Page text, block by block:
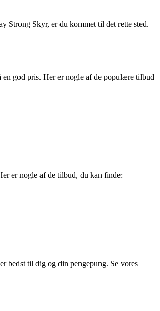
Strong Skyr, er du kommet til det rette sted.
god pris. Her er nogle af de populære tilbud
er nogle af de tilbud, du kan finde:
bedst til dig og din pengepung. Se vores